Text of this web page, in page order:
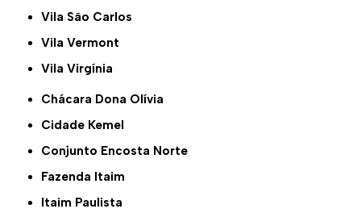
Vila São Carlos
Vila Vermont
Vila Virgínia
Chácara Dona Olívia
Cidade Kemel
Conjunto Encosta Norte
Fazenda Itaim
Itaim Paulista